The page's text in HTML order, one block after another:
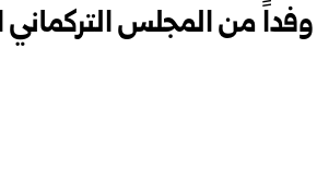
وفداً من المجلس